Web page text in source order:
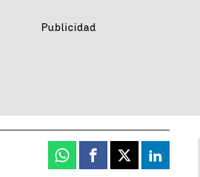
Whatsapp
Facebook
X Linkedin